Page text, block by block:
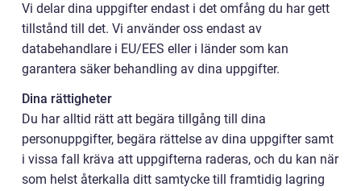
Vi delar dina uppgifter endast i det omfång du har gett
tillstånd till det. Vi använder oss endast av
databehandlare i EU/EES eller i länder som kan
garantera säker behandling av dina uppgifter.
Dina rättigheter
Du har alltid rätt att begära tillgång till dina
personuppgifter, begära rättelse av dina uppgifter samt
i vissa fall kräva att uppgifterna raderas, och du kan när
som helst återkalla ditt samtycke till framtidig lagring